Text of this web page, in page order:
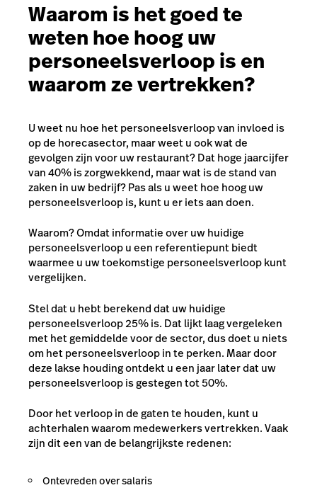
Waarom is het goed te
weten hoe hoog uw
personeelsverloop is en
waarom ze vertrekken?
U weet nu hoe het personeelsverloop van invloed is
op de horecasector, maar weet u ook wat de
gevolgen zijn vooruwrestaurant? Dat hoge jaarcijfer
van 40% is zorgwekkend, maar wat is de stand van
zaken in uw bedrijf? Pas als u weet hoe hoog uw
personeelsverloop is, kunt u er iets aan doen.
Waarom? Omdat informatie over uw huidige
personeelsverloop u een referentiepunt biedt
waarmee u uw toekomstige personeelsverloop kunt
vergelijken.
Stel dat u hebt berekend dat uw huidige
personeelsverloop 25% is. Dat lijkt laag vergeleken
met het gemiddelde voor de sector, dus doet u niets
om het personeelsverloop in te perken. Maar door
deze lakse houding ontdekt u een jaar later dat uw
personeelsverloop is gestegen tot 50%.
Door het verloop in de gaten te houden, kunt u
achterhalen waarom medewerkers vertrekken. Vaak
zijn dit een van de belangrijkste redenen:
Ontevreden over salaris